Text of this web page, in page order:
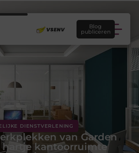
Blog
publiceren
DIENSTVERLENING
van Garden
hartje kantoorruimte